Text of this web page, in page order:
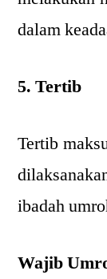
dalam
5. Tertib
Tertib
ibadah
Wajib